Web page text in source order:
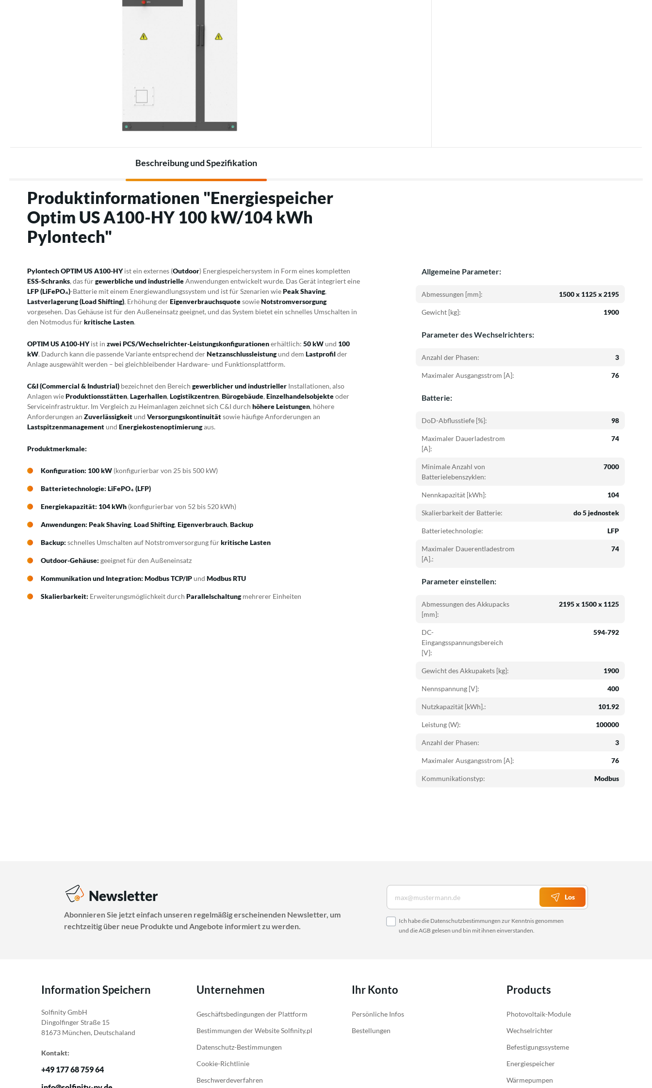
Heizstrahler
Zubehör für elektrische
Heizungen
Beschreibung und Spezifikation
Produktinformationen "Energiespeicher
Optim US A100-HY 100 kW/104 kWh
Pylontech"
Pylontech OPTIM US A100-HYist ein externes (Outdoor) Energiespeichersystem in Form eines kompletten
ESS-Schranks, das fürgewerbliche und industrielleAnwendungen entwickelt wurde. Das Gerät integriert eine
LFP (LiFePO₄)-Batterie mit einem Energiewandlungssystem und ist für Szenarien wiePeak Shaving,
Lastverlagerung (Load Shifting), Erhöhung derEigenverbrauchsquotesowieNotstromversorgung
vorgesehen. Das Gehäuse ist für den Außeneinsatz geeignet, und das System bietet ein schnelles Umschalten in
den Notmodus fürkritische Lasten.
OPTIM US A100-HYist in zwei PCS/Wechselrichter-Leistungskonfigurationenerhältlich: 50 kW und 100
kW. Dadurch kann die passende Variante entsprechend derNetzanschlussleistungund dem Lastprofil der
Anlage ausgewählt werden – bei gleichbleibender Hardware- und Funktionsplattform.
C&I (Commercial & Industrial) bezeichnet den Bereich gewerblicher und industrieller Installationen, also
Anlagen wieProduktionsstätten, Lagerhallen, Logistikzentren, Bürogebäude, Einzelhandelsobjekteoder
Serviceinfrastruktur. Im Vergleich zu Heimanlagen zeichnet sich C&I durch höhere Leistungen, höhere
Anforderungen an Zuverlässigkeit und Versorgungskontinuitätsowie häufige Anforderungen an
Lastspitzenmanagement und Energiekostenoptimierungaus.
Produktmerkmale:
Konfiguration: 100 kW (konfigurierbar von 25 bis 500 kW)
Batterietechnologie: LiFePO₄ (LFP)
Energiekapazität: 104 kWh (konfigurierbar von 52 bis 520 kWh)
Anwendungen: Peak Shaving, Load Shifting, Eigenverbrauch, Backup
Backup: schnelles Umschalten auf Notstromversorgung fürkritische Lasten
Outdoor-Gehäuse: geeignet für den Außeneinsatz
Kommunikation und Integration: Modbus TCP/IP und Modbus RTU
Skalierbarkeit: Erweiterungsmöglichkeit durch Parallelschaltungmehrerer Einheiten
Allgemeine Parameter:
Abmessungen [mm]: 1500 x 1125 x 2195
Gewicht [kg]: 1900
Parameter des Wechselrichters:
Anzahl der Phasen: 3
Maximaler Ausgangsstrom [A]: 76
Batterie:
DoD-Abflusstiefe [%]: 98
Maximaler Dauerladestrom
[A]:
74
Minimale Anzahl von
Batterielebenszyklen:
7000
Nennkapazität [kWh]: 104
Skalierbarkeit der Batterie: do 5 jednostek
Batterietechnologie: LFP
Maximaler Dauerentladestrom
[A].:
74
Parameter einstellen:
Abmessungen des Akkupacks
[mm]:
2195 x 1500 x 1125
DC-
Eingangsspannungsbereich
[V]:
594-792
Gewicht des Akkupakets [kg]: 1900
Nennspannung [V]: 400
Nutzkapazität [kWh].: 101.92
Leistung (W): 100000
Anzahl der Phasen: 3
Maximaler Ausgangsstrom [A]: 76
Kommunikationstyp: Modbus
Newsletter
Abonnieren Sie jetzt einfach unseren regelmäßig erscheinenden Newsletter, um
rechtzeitig über neue Produkte und Angebote informiert zu werden.
Los
Ich habe die Datenschutzbestimmungen zur Kenntnis genommen
und dieAGB gelesen und bin mit ihnen einverstanden.
Information Speichern
Solfinity GmbH
Dingolfinger Straße 15
81673 München, Deutschaland
Kontakt:
+49 177 68 759 64
Unternehmen
Geschäftsbedingungen der Plattform
Bestimmungen der Website Solfinity.pl
Datenschutz-Bestimmungen
Cookie-Richtlinie
Beschwerdeverfahren
Ihr Konto
Persönliche Infos
Bestellungen
Products
Photovoltaik-Module
Wechselrichter
Befestigungssysteme
Energiespeicher
Wärmepumpen